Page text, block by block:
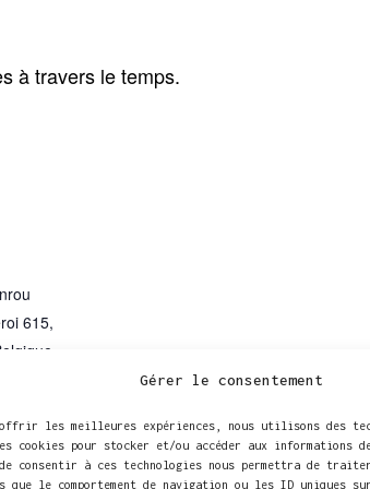
Gérer le consentement
offrir les meilleures expériences, nous utilisons des
cookies pour stocker et/ou accéder aux informations
consentir à ces technologies nous permettra de traiter
que le comportement de navigation ou les ID uniques
à travers le temps.
615,